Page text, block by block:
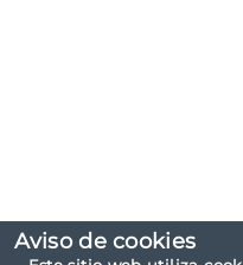
Aviso de cookies